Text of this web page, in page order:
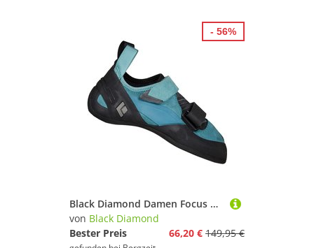
Black Diamond Damen Focus Kletterschuhe
von Black Diamond
Bester Preis
66,20 € 149,95 €
- 56%